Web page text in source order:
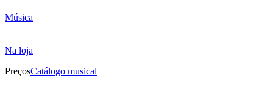
Música
Na loja
PreçosCatálogo musical